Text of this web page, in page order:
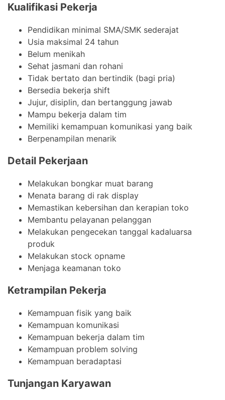
Kualifikasi Pekerja
Pendidikan minimal SMA/SMK sederajat
Usia maksimal 24 tahun
Belum menikah
Sehat jasmani dan rohani
Tidak bertato dan bertindik (bagi pria)
Bersedia bekerja shift
Jujur, disiplin, dan bertanggung jawab
Mampu bekerja dalam tim
Memiliki kemampuan komunikasi yang baik
Berpenampilan menarik
Detail Pekerjaan
Melakukan bongkar muat barang
Menata barang di rak display
Memastikan kebersihan dan kerapian toko
Membantu pelayanan pelanggan
Melakukan pengecekan tanggal kadaluarsa
produk
Melakukan stock opname
Menjaga keamanan toko
Ketrampilan Pekerja
Kemampuan fisik yang baik
Kemampuan komunikasi
Kemampuan bekerja dalam tim
Kemampuan problem solving
Kemampuan beradaptasi
Tunjangan Karyawan